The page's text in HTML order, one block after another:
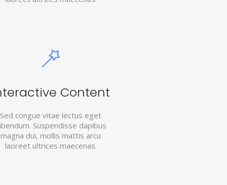
Content
Sed congue vitae lectus eget
Suspendisse dapibus
magna dui, mollis mattis arcu
laoreet ultrices maecenas.